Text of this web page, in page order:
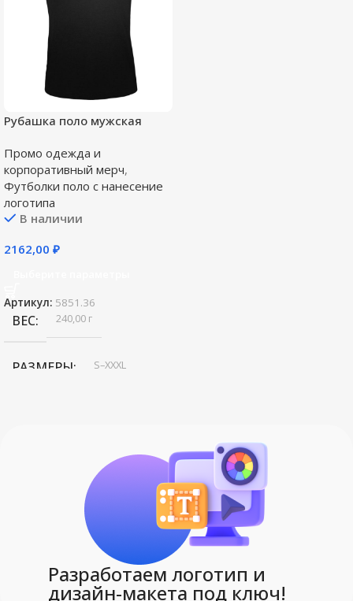
Рубашка поло мужская
контрастной отделкой,
черная с белым
Промо одежда и
корпоративный мерч,
Футболки поло c нанесение
логотипа
В наличии
2162,00 ₽
Артикул: 5851.36
ВЕС 240,00 г
РАЗМЕРЫ S–XXXL
плотность 200 г/м²; пике
Sol's
МАТЕРИАЛРазработаем логотип и
дизайн-макета под ключ!